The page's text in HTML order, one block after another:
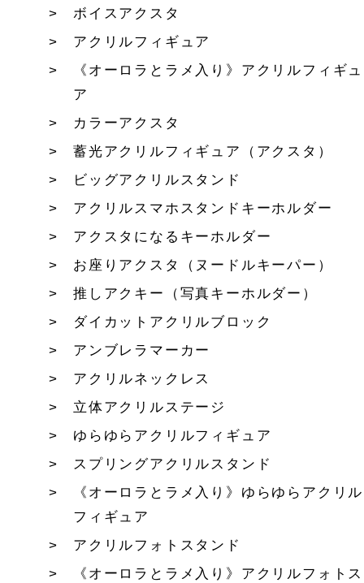
ボイスアクスタ
アクリルフィギュア
《オーロラとラメ入り》アクリルフィギュ
ア
カラーアクスタ
蓄光アクリルフィギュア（アクスタ）
ビッグアクリルスタンド
アクリルスマホスタンドキーホルダー
アクスタになるキーホルダー
お座りアクスタ（ヌードルキーパー）
推しアクキー（写真キーホルダー）
ダイカットアクリルブロック
アンブレラマーカー
アクリルネックレス
立体アクリルステージ
ゆらゆらアクリルフィギュア
スプリングアクリルスタンド
《オーロラとラメ入り》ゆらゆらアクリル
フィギュア
アクリルフォトスタンド
《オーロラとラメ入り》アクリルフォトス